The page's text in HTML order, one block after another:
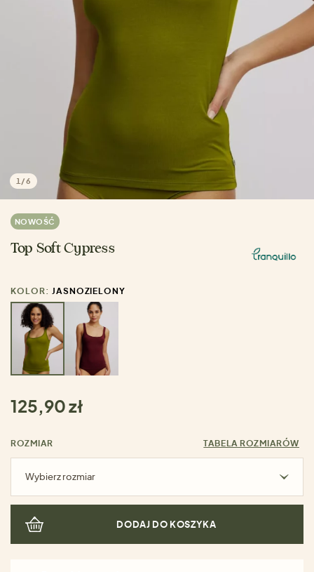
1 /6
NOWOŚĆ
Top Soft Cypress
KOLOR: JASNOZIELONY
125,90 zł
ROZMIAR TABELA ROZMIARÓW
Wybierz rozmiar
DODAJ DO KOSZYKA